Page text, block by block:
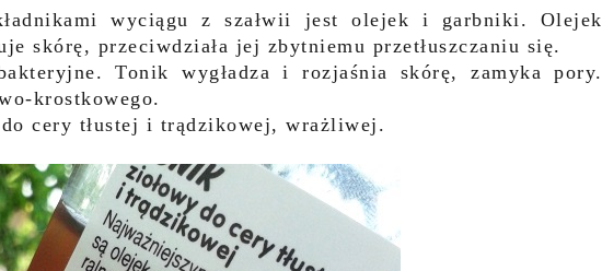
wyciągu z szałwii jest olejek i garbniki. Olejek
skórę, przeciwdziała jej zbytniemu przetłuszczaniu się.
Tonik wygładza i rozjaśnia skórę, zamyka pory.
krostkowego.
do cery tłustej i trądzikowej, wrażliwej.